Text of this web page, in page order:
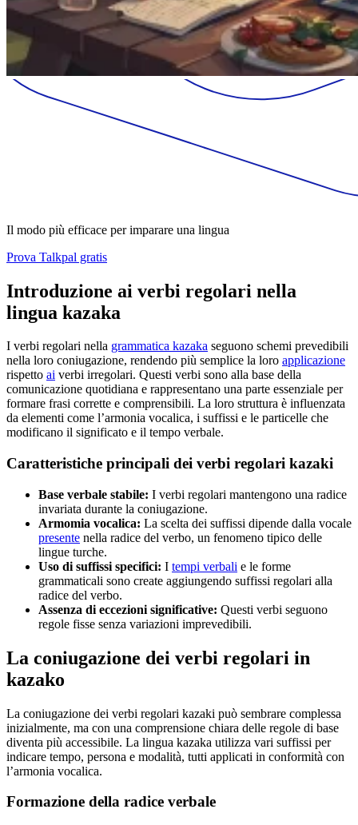
Il modo più efficace per imparare una lingua
Prova Talkpal gratis
Introduzione ai verbi regolari nella
lingua kazaka
I verbi regolari nella grammatica kazaka seguono schemi prevedibili
nella loro coniugazione, rendendo più semplice la loro applicazione
rispetto ai verbi irregolari. Questi verbi sono alla base della
comunicazione quotidiana e rappresentano una parte essenziale per
formare frasi corrette e comprensibili. La loro struttura è influenzata
da elementi come l’armonia vocalica, i suffissi e le particelle che
modificano il significato e il tempo verbale.
Caratteristiche principali dei verbi regolari kazaki
Base verbale stabile: I verbi regolari mantengono una radice
invariata durante la coniugazione.
Armomia vocalica: La scelta dei suffissi dipende dalla vocale
presente nella radice del verbo, un fenomeno tipico delle
lingue turche.
Uso di suffissi specifici: I tempi verbali e le forme
grammaticali sono create aggiungendo suffissi regolari alla
radice del verbo.
Assenza di eccezioni significative: Questi verbi seguono
regole fisse senza variazioni imprevedibili.
La coniugazione dei verbi regolari in
kazako
La coniugazione dei verbi regolari kazaki può sembrare complessa
inizialmente, ma con una comprensione chiara delle regole di base
diventa più accessibile. La lingua kazaka utilizza vari suffissi per
indicare tempo, persona e modalità, tutti applicati in conformità con
l’armonia vocalica.
Formazione della radice verbale